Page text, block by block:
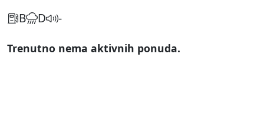
B D -
Trenutno nema aktivnih ponuda.